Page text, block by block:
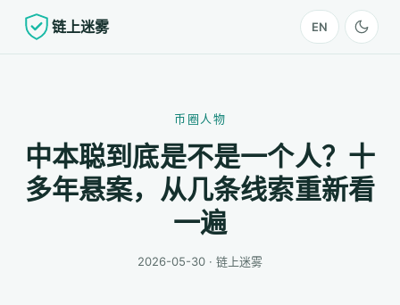
链上迷雾 EN
币圈人物
中本聪到底是不是一个人？十
多年悬案，从几条线索重新看
一遍
2026-05-30 · 链上迷雾